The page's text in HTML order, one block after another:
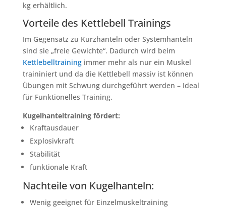
kg erhältlich.
Vorteile des Kettlebell Trainings
Im Gegensatz zu Kurzhanteln oder Systemhanteln
sind sie „freie Gewichte“. Dadurch wird beim
Kettlebelltrainingimmer mehr als nur ein Muskel
traininiert und da die Kettlebell massiv ist können
Übungen mit Schwung durchgeführt werden – Ideal
für Funktionelles Training.
Kugelhanteltraining fördert:
Kraftausdauer
Explosivkraft
Stabilität
funktionale Kraft
Nachteile von Kugelhanteln:
Wenig geeignet für Einzelmuskeltraining